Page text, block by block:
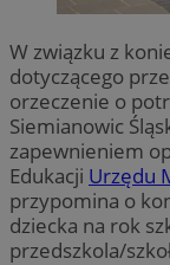
W związku z
dotyczącego
orzeczenie o
Siemianowic
zapewnieniem
Edukacji Urzędu
przypomina o
dziecka na rok
przedszkola/